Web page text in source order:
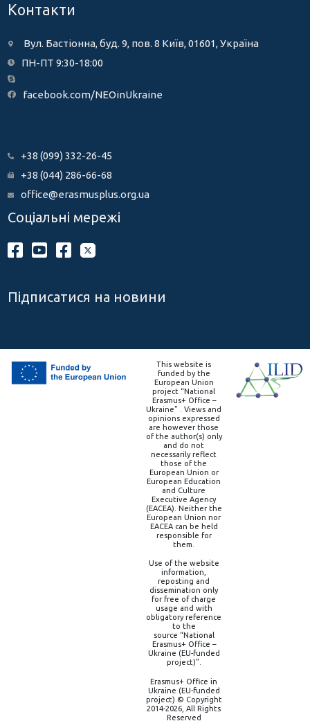
Контакти
Вул. Бастіонна, буд. 9, пов. 8 Київ, 01601, Україна
ПН-ПТ 9:30-18:00
facebook.com/NEOinUkraine
+38 (099) 332-26-45
+38 (044) 286-66-68
office@erasmusplus.org.ua
Соціальні мережі
Підписатися на новини
This website is
funded by the
European Union
project “National
Erasmus+ Office –
Ukraine” . Views and
opinions expressed
are however those
of the author(s) only
and do not
necessarily reflect
those of the
European Union or
European Education
and Culture
Executive Agency
(EACEA). Neither the
European Union nor
EACEA can be held
responsible for
them.
Use of the website
information,
reposting and
dissemination only
for free of charge
usage and with
obligatory reference
to the
source “National
Erasmus+ Office –
Ukraine (EU-funded
project)”.
Erasmus+ Office in
Ukraine (EU-funded
project) © Copyright
2014-2026, All Rights
Reserved